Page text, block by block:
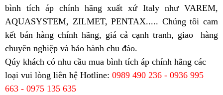
bình tích áp chính hãng xuất xứ Italy như VAREM,
AQUASYSTEM, ZILMET, PENTAX..... Chúng tôi cam
kết bán hàng chính hãng, giá cả cạnh tranh, giao hàng
chuyên nghiệp và bảo hành chu đáo.
Qúy khách có nhu cầu mua bình tích áp chính hãng các
loại vui lòng liên hệ Hotline: 0989 490 236 - 0936 995
663 - 0975 135 635